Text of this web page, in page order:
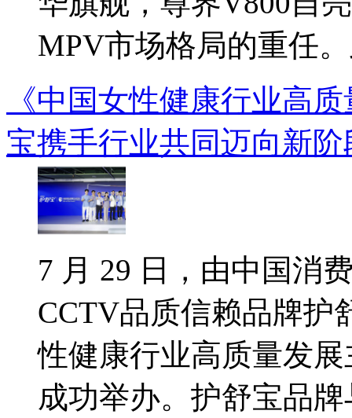
MPV市场格局的重任
《中国女性健康行业高
宝携手行业共同迈向新阶
7 月 29 日，由中国消
CCTV品质信赖品牌护
性健康行业高质量发
成功举办。护舒宝品牌